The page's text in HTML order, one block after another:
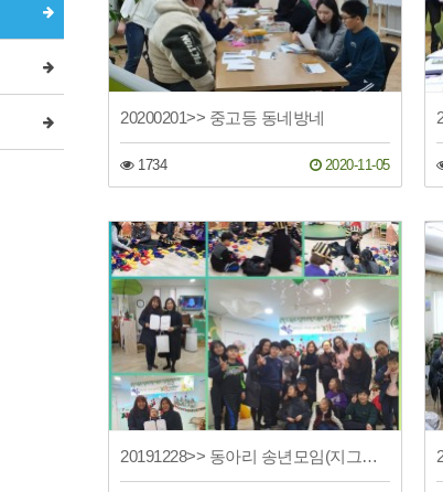
20200201>> 중고등 동네방네
1734 2020-11-05
20191228>> 동아리 송년모임(지그재그, 초록놀이터 오르프)